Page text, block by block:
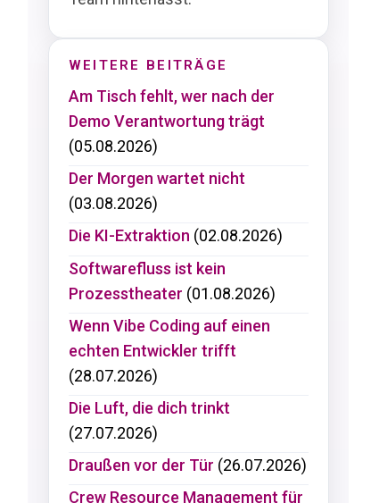
WEITERE BEITRÄGE
Am Tisch fehlt, wer nach der
Demo Verantwortung trägt
(05.08.2026)
Der Morgen wartet nicht
(03.08.2026)
Die KI-Extraktion (02.08.2026)
Softwarefluss ist kein
Prozesstheater (01.08.2026)
Wenn Vibe Coding auf einen
echten Entwickler trifft
(28.07.2026)
Die Luft, die dich trinkt
(27.07.2026)
Draußen vor der Tür (26.07.2026)
Crew Resource Management für